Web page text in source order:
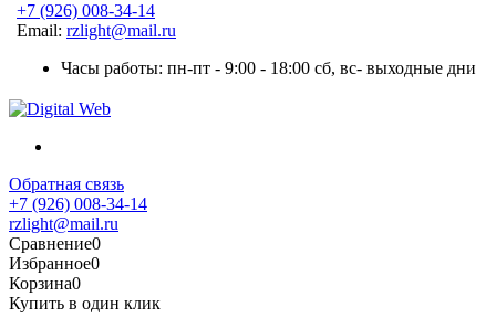
+7 (926) 008-34-14
Email: rzlight@mail.ru
Часы работы: пн-пт - 9:00 - 18:00 сб, вс- выходные дни
Обратная связь
+7 (926) 008-34-14
rzlight@mail.ru
Сравнение0
Избранное0
Корзина0
Купить в один клик